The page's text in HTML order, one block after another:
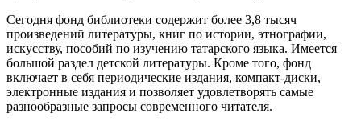
Сегодня фонд библиотеки содержит более 3,8 тысяч
произведений литературы, книг по истории, этнографии,
искусству, пособий по изучению татарского языка. Имеется
большой раздел детской литературы. Кроме того, фонд
включает в себя периодические издания, компакт-диски,
электронные издания и позволяет удовлетворять самые
разнообразные запросы современного читателя.